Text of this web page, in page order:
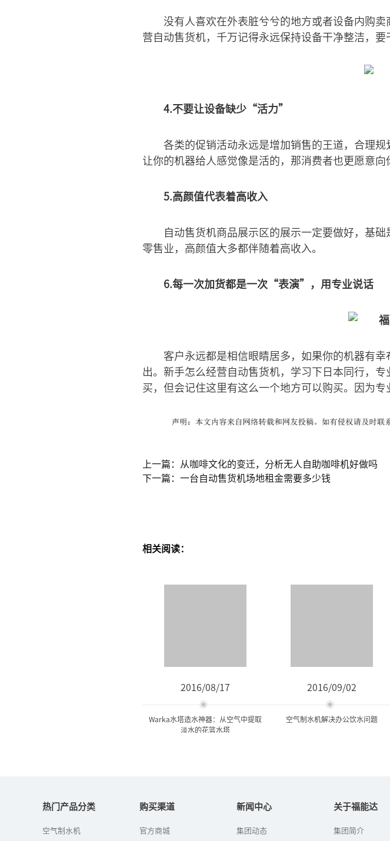
没有人喜欢在外表脏兮兮的地方或者设备内购
营自动售货机，千万记得永远保持设备干净整洁，
4.不要让设备缺少“活力”
各类的促销活动永远是增加销售的王道，合理
让你的机器给人感觉像是活的，那消费者也更愿意向
5.高颜值代表着高收入
自动售货机商品展示区的展示一定要做好，基
零售业，高颜值大多都伴随着高收入。
6.每一次加货都是一次“表演”，用专业说话
客户永远都是相信眼睛居多，如果你的机器有
出。新手怎么经营自动售货机，学习下日本同行，
买，但会记住这里有这么一个地方可以购买。因为
上一篇：从咖啡文化的变迁，分析无人自助咖啡机好做吗
下一篇：一台自动售货机场地租金需要多少钱
相关阅读：
2016/08/17
Warka水塔造水神器：从空气中提取
淡水的花篮水塔
一个名为WaterProject的
2016/09/02
空气制水机解决办公饮水问题
办公室里的饮水问题通常
热门产品分类
空气制水机
购买渠道
官方商城
新闻中心
集团动态
关于福能达
集团简介